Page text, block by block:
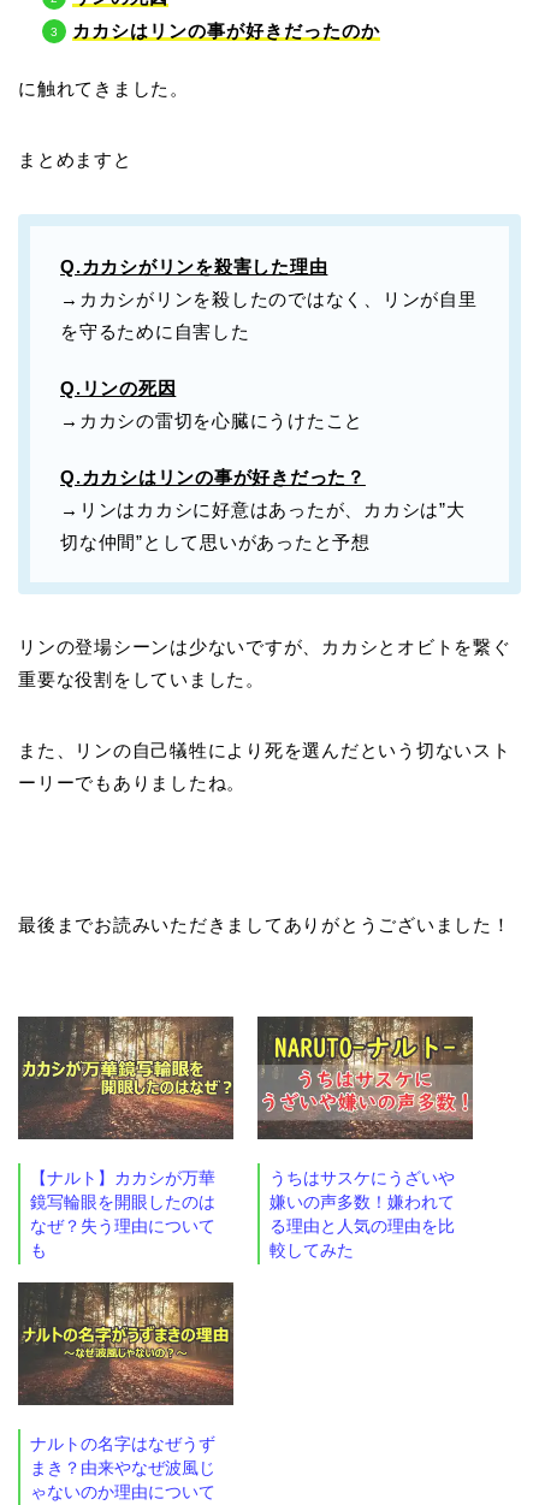
カカシはリンの事が好きだったのか
に触れてきました。
まとめますと
Q.カカシがリンを殺害した理由
→カカシがリンを殺したのではなく、リンが自里
を守るために自害した
Q.リンの死因
→ カカシの雷切を心臓にうけたこと
Q.カカシはリンの事が好きだった？
→ リンはカカシに好意はあったが、カカシは”大
切な仲間”として思いがあったと予想
リンの登場シーンは少ないですが、カカシとオビトを繋ぐ
重要な役割をしていました。
また、リンの自己犠牲により死を選んだという切ないスト
ーリーでもありましたね。
最後までお読みいただきましてありがとうございました！
【ナルト】カカシが万華
鏡写輪眼を開眼したのは
なぜ？失う理由について
も
うちはサスケにうざいや
嫌いの声多数！嫌われて
る理由と人気の理由を比
較してみた
ナルトの名字はなぜうず
まき？由来やなぜ波風じ
ゃないのか理由について